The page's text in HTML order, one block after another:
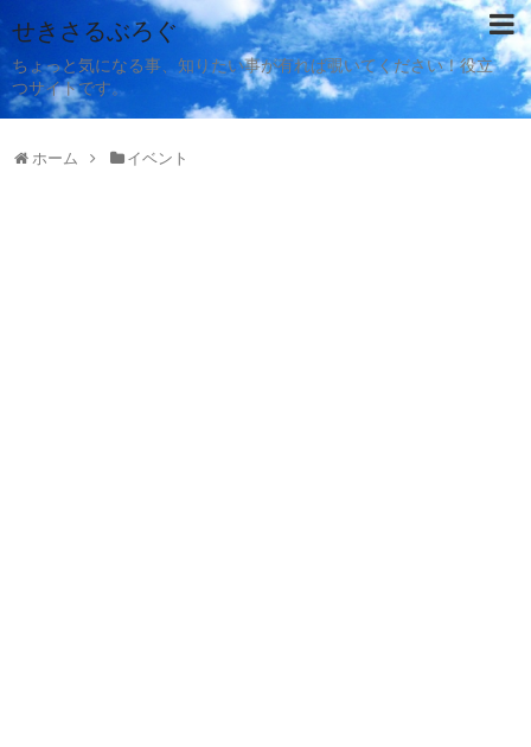
せきさるぶろぐ
ちょっと気になる事、知りたい事が有れば覗いてください！役立
つサイトです。
ホーム イベント